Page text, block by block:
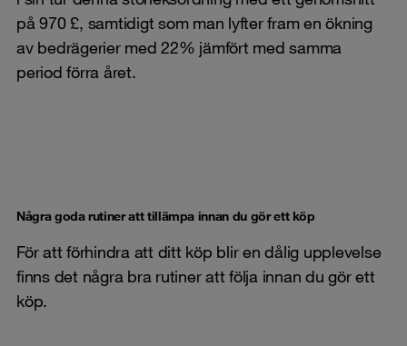
på 970 £, samtidigt som man lyfter fram en ökning
av bedrägerier med 22% jämfört med samma
period förra året.
Några goda rutiner att tillämpa innan du gör ett köp
För att förhindra att ditt köp blir en dålig upplevelse
finns det några bra rutiner att följa innan du gör ett
köp.